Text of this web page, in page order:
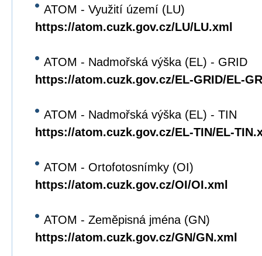
ATOM - Využití území (LU)
https://atom.cuzk.gov.cz/LU/LU.xml
ATOM - Nadmořská výška (EL) - GRID
https://atom.cuzk.gov.cz/EL-GRID/EL-
ATOM - Nadmořská výška (EL) - TIN
https://atom.cuzk.gov.cz/EL-TIN/EL-
ATOM - Ortofotosnímky (OI)
https://atom.cuzk.gov.cz/OI/OI.xml
ATOM - Zeměpisná jména (GN)
https://atom.cuzk.gov.cz/GN/GN.xml